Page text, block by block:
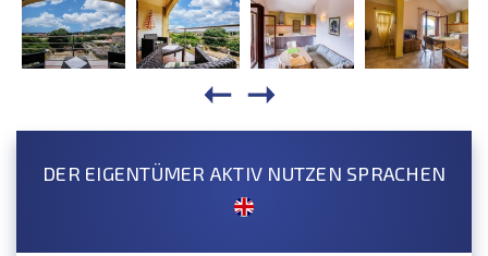
DER EIGENTÜMER AKTIV NUTZEN SPRACHEN